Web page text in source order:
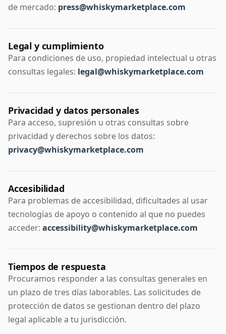
de mercado: press@whiskymarketplace.com
Legal y cumplimiento
Para condiciones de uso, propiedad intelectual u otras
consultas legales: legal@whiskymarketplace.com
Privacidad y datos personales
Para acceso, supresión u otras consultas sobre
privacidad y derechos sobre los datos:
privacy@whiskymarketplace.com
Accesibilidad
Para problemas de accesibilidad, dificultades al usar
tecnologías de apoyo o contenido al que no puedes
acceder: accessibility@whiskymarketplace.com
Tiempos de respuesta
Procuramos responder a las consultas generales en
un plazo de tres días laborables. Las solicitudes de
protección de datos se gestionan dentro del plazo
legal aplicable a tu jurisdicción.